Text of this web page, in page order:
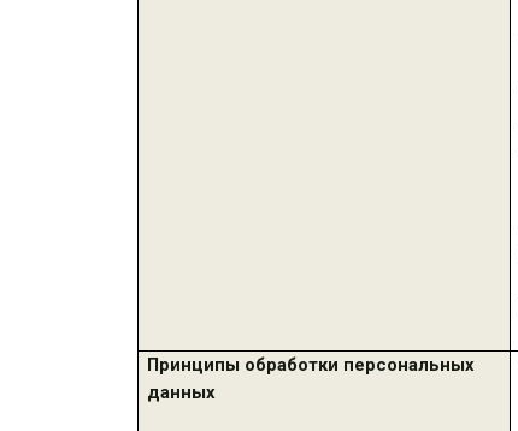
Принципы обработки персональных
данных